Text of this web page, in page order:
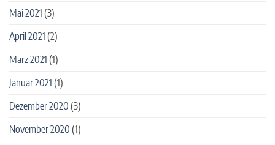
Mai 2021 (3)
April 2021 (2)
März 2021 (1)
Januar 2021 (1)
Dezember 2020 (3)
November 2020 (1)